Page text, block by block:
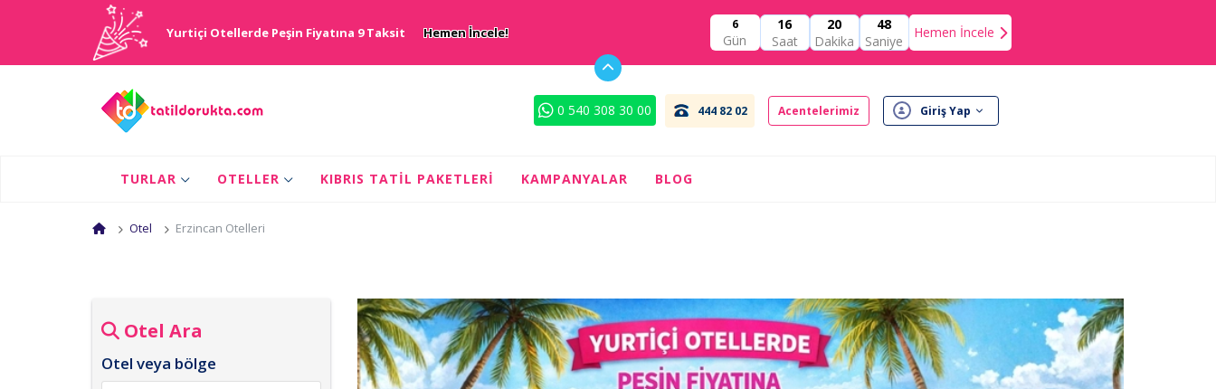
Yurtiçi Otellerde Peşin Fiyatına 9 Taksit Hemen İncele!
6
Gün
16
Saat
20
Dakika
48
Saniye
Hemen İncele
0 540 308 30 00 444 82 02 Acentelerimiz Giriş Yap
TURLAR OTELLER KIBRIS TATIL PAKETLERI KAMPANYALAR BLOG
Otel Erzincan Otelleri
Otel Ara
Otel veya bölge